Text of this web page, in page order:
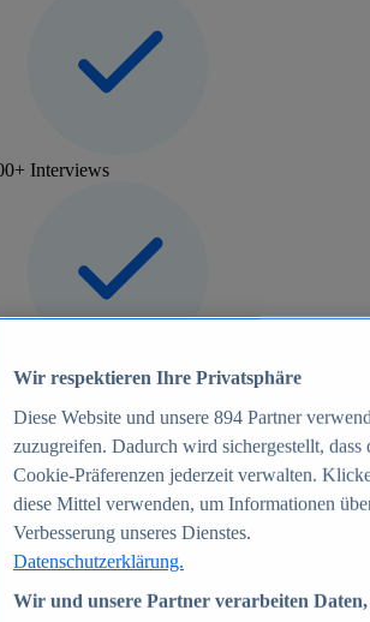
Interviews
Marken
entdecken
Insights
zu mehr als 39.000 Online-Shops
Wir respektieren Ihre Privatsphäre
Diese Website und unsere 894 Partner
zuzugreifen. Dadurch wird sichergestellt,
Cookie-Präferenzen jederzeit verwalten.
diese Mittel verwenden, um Informationen
Verbesserung unseres Dienstes.
Datenschutzerklärung.
Wir und unsere Partner verarbeiten